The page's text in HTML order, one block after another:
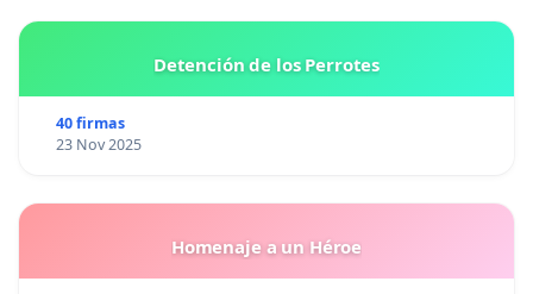
Detención de los Perrotes
40 firmas
23 Nov 2025
Homenaje a un Héroe